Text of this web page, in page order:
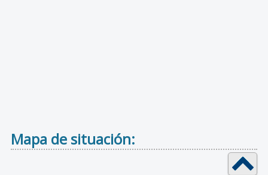
Mapa de situación: